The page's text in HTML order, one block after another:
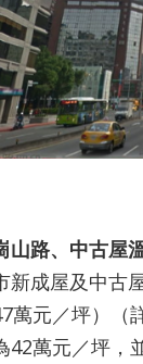
山路、中古屋
屋及中古屋
萬元／坪）（
42萬元／坪，